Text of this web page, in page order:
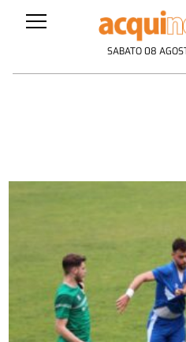
SABATO 08